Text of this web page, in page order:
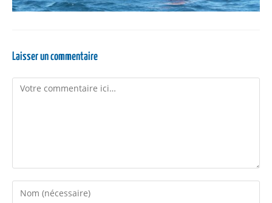
Laisser un commentaire